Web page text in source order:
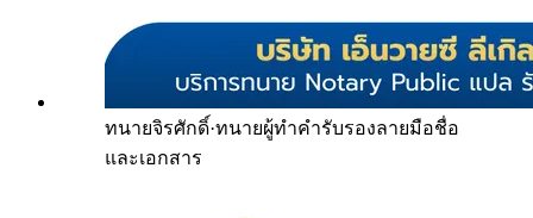
ทนายจิรศักดิ์·ทนายผู้ทำคำรับรองลายมือชื่อ
และเอกสาร